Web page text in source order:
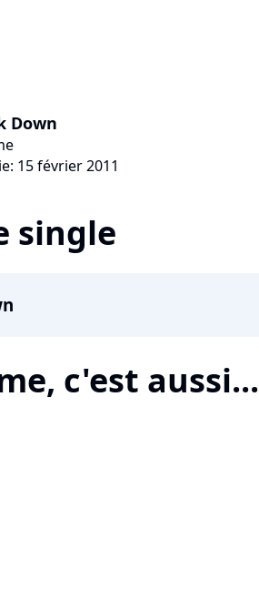
Down
15 février 2011
single
c'est aussi...